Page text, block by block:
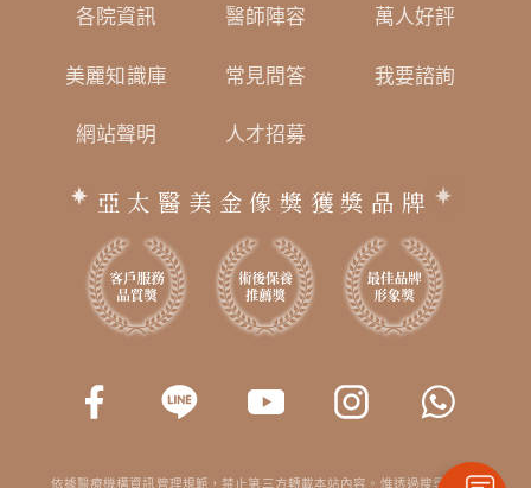
各院資訊 醫師陣容 萬人好評
美麗知識庫 常見問答 我要諮詢
網站聲明 人才招募
亞太醫美金像獎獲獎品牌
依據醫療機構資訊管理規範，禁止第三方轉載本站內容。惟透過搜尋